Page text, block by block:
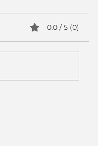
0.0 / 5 (0)